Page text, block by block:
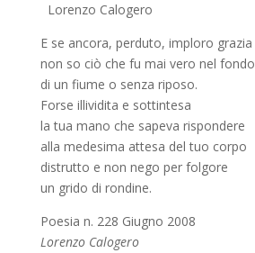
Lorenzo Calogero
E se ancora, perduto, imploro grazia
non so ciò che fu mai vero nel fondo
di un fiume o senza riposo.
Forse illividita e sottintesa
la tua mano che sapeva rispondere
alla medesima attesa del tuo corpo
distrutto e non nego per folgore
un grido di rondine.
Poesia n. 228 Giugno 2008
Lorenzo Calogero